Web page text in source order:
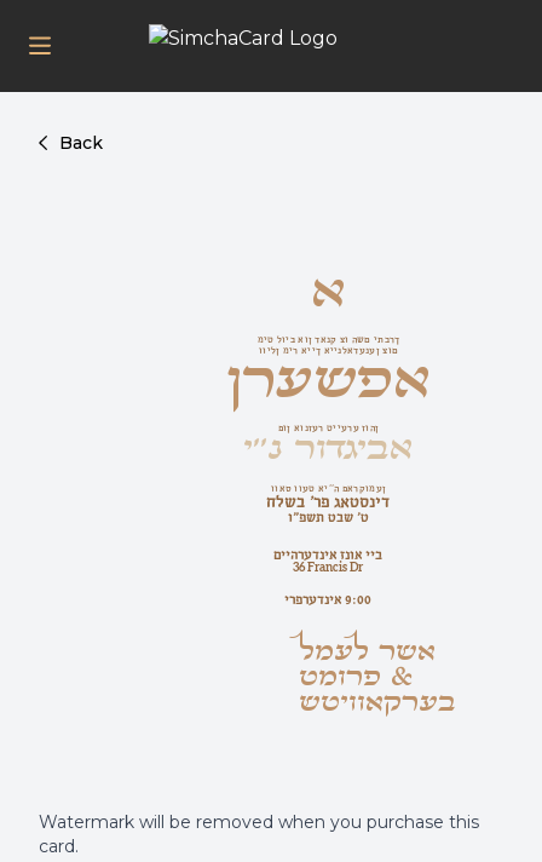
Back
בערקאוויטש
& פרומט
אשר לעמל
9:00 אינדערפרי
36 Francis Dr
ביי אונז אינדערהיים
ט' שבט תשפ"ו
דינסטאג פר' בשלח
וואס וועט אי''ה פארקומען
אביגדור נ''י
פון אונזער טייערע זוהן
אפשערן
ווילן מיר אייך איינלאדענען צום
מיט לויב און דאנק צו השם יתברך
א
Watermark will be removed when you purchase this
card.